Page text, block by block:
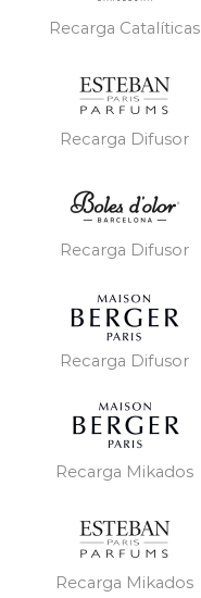
Recarga Catalíticas
Recarga Difusor
Recarga Difusor
Recarga Difusor
Recarga Mikados
Recarga Mikados